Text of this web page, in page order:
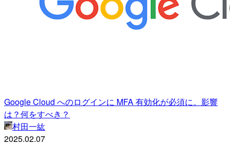
Google Cloud へのログインに MFA 有効化が必須に。影響
は？何をすべき？
村田一紘
2025.02.07